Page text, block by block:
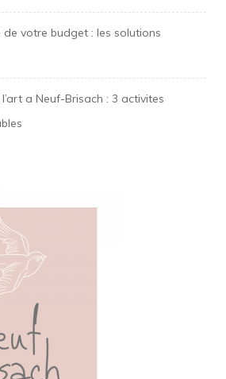
votre budget : les solutions
a Neuf-Brisach : 3 activites